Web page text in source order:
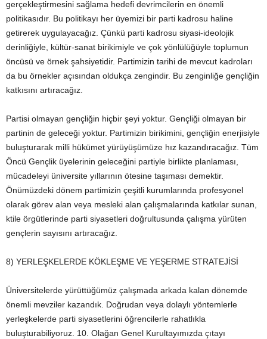
gerçekleştirmesini sağlama hedefi devrimcilerin en önemli
politikasıdır. Bu politikayı her üyemizi bir parti kadrosu haline
getirerek uygulayacağız. Çünkü parti kadrosu siyasi-ideolojik
derinliğiyle, kültür-sanat birikimiyle ve çok yönlülüğüyle toplumun
öncüsü ve örnek şahsiyetidir. Partimizin tarihi de mevcut kadroları
da bu örnekler açısından oldukça zengindir. Bu zenginliğe gençliğin
katkısını artıracağız.
Partisi olmayan gençliğin hiçbir şeyi yoktur. Gençliği olmayan bir
partinin de geleceği yoktur. Partimizin birikimini, gençliğin enerjisiyle
buluşturarak milli hükümet yürüyüşümüze hız kazandıracağız. Tüm
Öncü Gençlik üyelerinin geleceğini partiyle birlikte planlaması,
mücadeleyi üniversite yıllarının ötesine taşıması demektir.
Önümüzdeki dönem partimizin çeşitli kurumlarında profesyonel
olarak görev alan veya mesleki alan çalışmalarında katkılar sunan,
ktile örgütlerinde parti siyasetleri doğrultusunda çalışma yürüten
gençlerin sayısını artıracağız.
8) YERLEŞKELERDE KÖKLEŞME VE YEŞERME STRATEJİSİ
Üniversitelerde yürüttüğümüz çalışmada arkada kalan dönemde
önemli mevziler kazandık. Doğrudan veya dolaylı yöntemlerle
yerleşkelerde parti siyasetlerini öğrencilerle rahatlıkla
buluşturabiliyoruz. 10. Olağan Genel Kurultayımızda çıtayı